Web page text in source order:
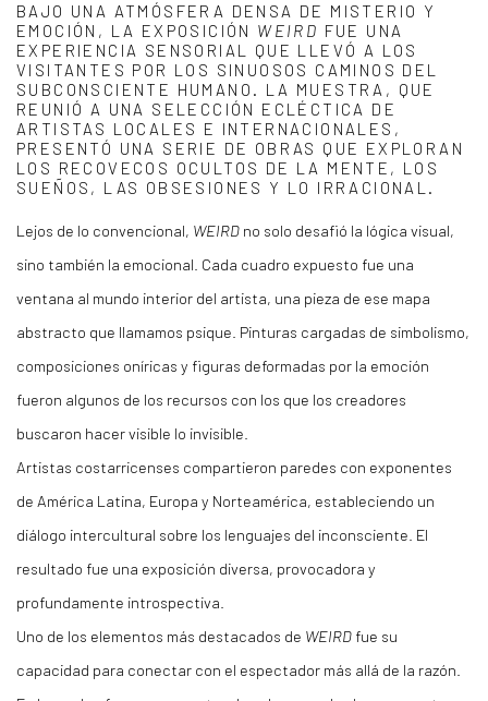
BAJO UNA ATMÓSFERA DENSA DE MISTERIO Y
EMOCIÓN, LA EXPOSICIÓN WEIRD FUE UNA
EXPERIENCIA SENSORIAL QUE LLEVÓ A LOS
VISITANTES POR LOS SINUOSOS CAMINOS DEL
SUBCONSCIENTE HUMANO. LA MUESTRA, QUE
REUNIÓ A UNA SELECCIÓN ECLÉCTICA DE
ARTISTAS LOCALES E INTERNACIONALES,
PRESENTÓ UNA SERIE DE OBRAS QUE EXPLORAN
LOS RECOVECOS OCULTOS DE LA MENTE, LOS
SUEÑOS, LAS OBSESIONES Y LO IRRACIONAL.
Lejos de lo convencional, WEIRD no solo desafió la lógica visual,
sino también la emocional. Cada cuadro expuesto fue una
ventana al mundo interior del artista, una pieza de ese mapa
abstracto que llamamos psique. Pinturas cargadas de simbolismo,
composiciones oníricas y figuras deformadas por la emoción
fueron algunos de los recursos con los que los creadores
buscaron hacer visible lo invisible.
Artistas costarricenses compartieron paredes con exponentes
de América Latina, Europa y Norteamérica, estableciendo un
diálogo intercultural sobre los lenguajes del inconsciente. El
resultado fue una exposición diversa, provocadora y
profundamente introspectiva.
Uno de los elementos más destacados de WEIRD fue su
capacidad para conectar con el espectador más allá de la razón.